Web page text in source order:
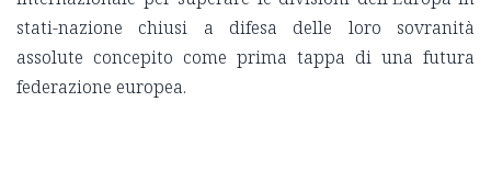
stati-nazione chiusi a difesa delle loro sovranità
assolute concepito come prima tappa di una futura
federazione europea.